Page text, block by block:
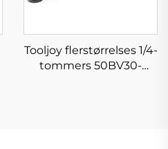
Tooljoy flerstørrelses 1/4-
tommers 50BV30-